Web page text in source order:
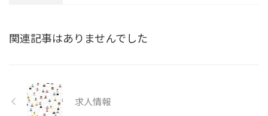
関連記事はありませんでした
求人情報